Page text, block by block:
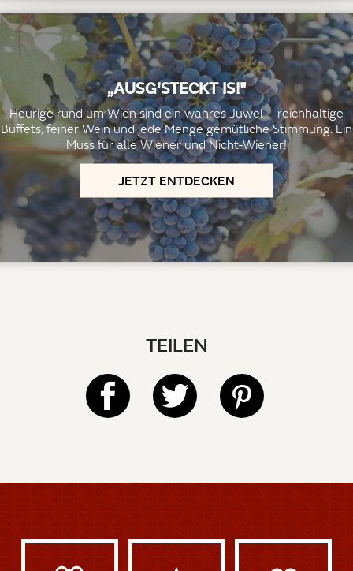
„AUSG'STECKT IS!"
Heurige rund um Wien sind ein wahres Juwel – reichhaltige
Buffets, feiner Wein und jede Menge gemütliche Stimmung. Ein
Muss für alle Wiener und Nicht-Wiener!
JETZT ENTDECKEN
TEILEN